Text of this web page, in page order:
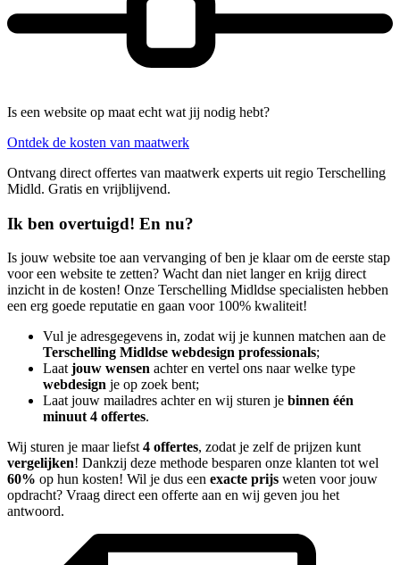
Is een website op maat echt wat jij nodig hebt?
Ontdek de kosten van maatwerk
Ontvang direct offertes van maatwerk experts uit regio Terschelling
Midld. Gratis en vrijblijvend.
Ik ben overtuigd! En nu?
Is jouw website toe aan vervanging of ben je klaar om de eerste stap
voor een website te zetten? Wacht dan niet langer en krijg direct
inzicht in de kosten! Onze Terschelling Midldse specialisten hebben
een erg goede reputatie en gaan voor 100% kwaliteit!
Vul je adresgegevens in, zodat wij je kunnen matchen aan de
Terschelling Midldse webdesign professionals;
Laat jouw wensen achter en vertel ons naar welke type
webdesign je op zoek bent;
Laat jouw mailadres achter en wij sturen je binnen één
minuut 4 offertes.
Wij sturen je maar liefst 4 offertes, zodat je zelf de prijzen kunt
vergelijken! Dankzij deze methode besparen onze klanten tot wel
60% op hun kosten! Wil je dus een exacte prijs weten voor jouw
opdracht? Vraag direct een offerte aan en wij geven jou het
antwoord.